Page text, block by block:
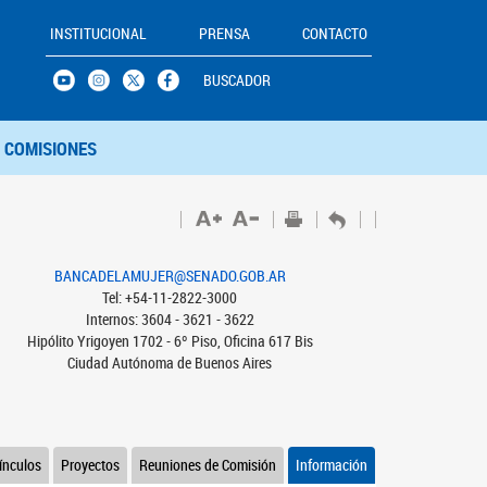
INSTITUCIONAL PRENSA CONTACTO
BUSCADOR
COMISIONES
BANCADELAMUJER@SENADO.GOB.AR
Tel: +54-11-2822-3000
Internos: 3604 - 3621 - 3622
Hipólito Yrigoyen 1702 - 6º Piso, Oficina 617 Bis
Ciudad Autónoma de Buenos Aires
Información
Reuniones de Comisión
Proyectos